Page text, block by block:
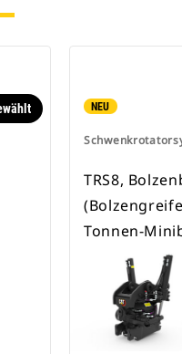
NEU
TRS8,
Tonnen-